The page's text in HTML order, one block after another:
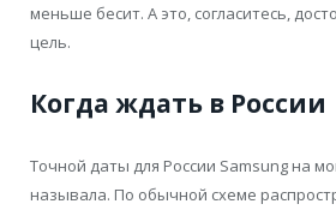
меньше бесит. А это, согласитесь,
цель.
Когда ждать в России
Точной даты для России Samsung на
называла. По обычной схеме